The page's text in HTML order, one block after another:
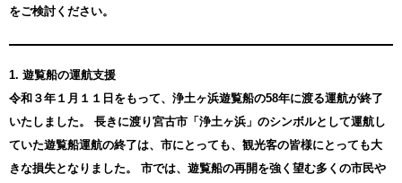
をご検討ください。
1. 遊覧船の運航支援
令和３年１月１１日をもって、浄土ヶ浜遊覧船の58年に渡る運航が終了
いたしました。 長きに渡り宮古市「浄土ヶ浜」のシンボルとして運航し
ていた遊覧船運航の終了は、市にとっても、観光客の皆様にとっても大
きな損失となりました。 市では、遊覧船の再開を強く望む多くの市民や